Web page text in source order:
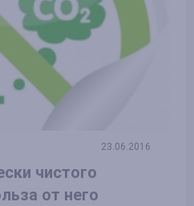
23.06.2016
чистого
от него